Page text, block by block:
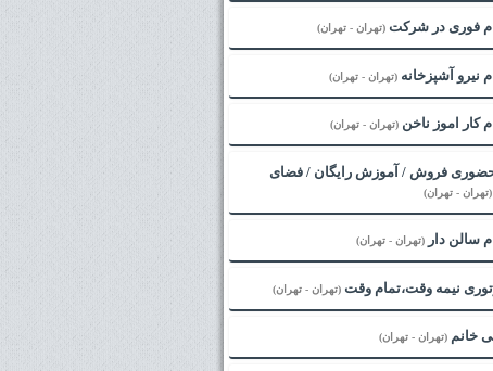
فوری در شرکت (تهران - تهران)
نیرو آشپزخانه (تهران - تهران)
کار اموز ناخن (تهران - تهران)
حضوری فروش / آموزش رایگان / فضای
(تهران - تهران)
سالن دار (تهران - تهران)
نیمه وقت،تمام وقت (تهران - تهران)
خانم (تهران - تهران)